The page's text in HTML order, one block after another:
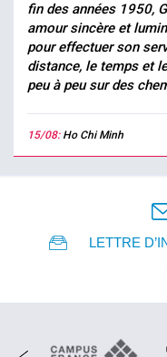
fin des années 1950,
amour sincère et
pour effectuer son
distance, le temps et
peu à peu sur des
15/08: Ho Chi Minh
LETTRE